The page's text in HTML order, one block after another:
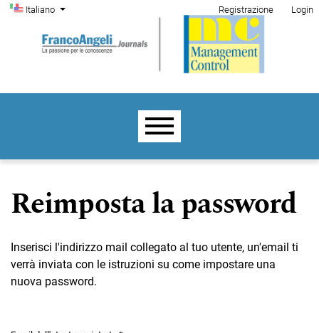
Salta al menu principale di navigazione
Salta al contenuto principale
Salta al piè di pagina del sito
Cambia la lingua. La lingua corrente è:
Italiano
Menu di amministrazione
Registrazione Login
Menu principale
Reimposta la password
Inserisci l'indirizzo mail collegato al tuo utente, un'email ti
verrà inviata con le istruzioni su come impostare una
nuova password.